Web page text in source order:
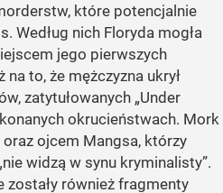
które potencjalnie
Według nich Floryda mogła
jego pierwszych
to, że mężczyzna ukrył
zatytułowanych „Under
okrucieństwach. Mork
ojcem Mangsa, którzy
widzą w synu kryminalisty”.
również fragmenty